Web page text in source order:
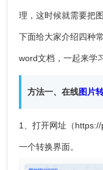
理，这时候就需要把
下面给大家介绍四种
word文档 ，一起来学
方法一、在线图片
1、打开网址（
一个转换界面。